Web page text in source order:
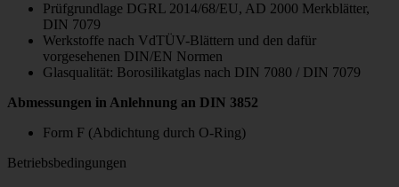
Prüfgrundlage DGRL 2014/68/EU, AD 2000 Merkblätter,
DIN 7079
Werkstoffe nach VdTÜV-Blättern und den dafür
vorgesehenen DIN/EN Normen
Glasqualität: Borosilikatglas nach DIN 7080 / DIN 7079
Abmessungen in Anlehnung an DIN 3852
Form F (Abdichtung durch O-Ring)
Betriebsbedingungen